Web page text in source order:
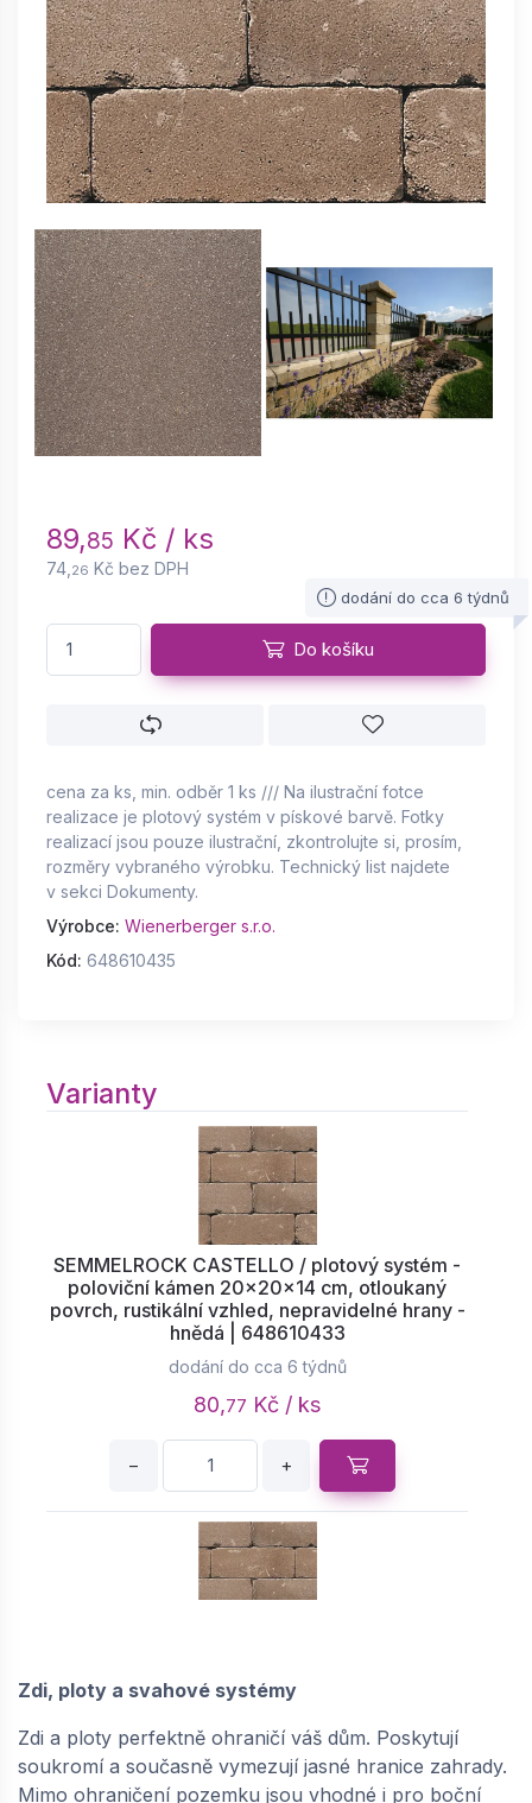
89,85 Kč / ks
74, 26 Kč bez DPH
dodání do cca 6 týdnů
Do košíku
cena za ks, min. odběr 1 ks /// Na ilustrační fotce
realizace je plotový systém v pískové barvě. Fotky
realizací jsou pouze ilustrační, zkontrolujte si, prosím,
rozměry vybraného výrobku. Technický list najdete
v sekci Dokumenty.
Výrobce: Wienerberger s.r.o.
Kód: 648610435
Varianty
SEMMELROCK CASTELLO / plotový systém -
poloviční kámen 20x20x14 cm, otloukaný
povrch, rustikální vzhled, nepravidelné hrany -
hnědá | 648610433
dodání do cca 6 týdnů
80,77 Kč / ks
− +
stříška 33x25x8 cm, otloukaný povrch,
rustikální vzhled, nepravidelné hrany - hnědá |
648610435
dodání do cca 6 týdnů
Zdi, ploty a svahové systémy
Zdi a ploty perfektně ohraničí váš dům. Poskytují
soukromí a současně vymezují jasné hranice zahrady.
Mimo ohraničení pozemku jsou vhodné i pro boční